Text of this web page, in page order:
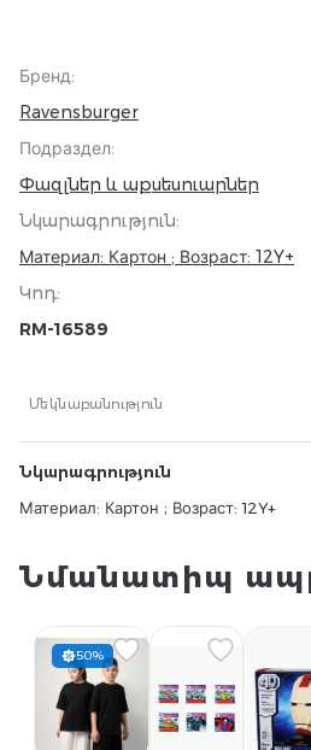
Бренд:
Ravensburger
Подраздел:
Փազլներ և աքսեսուարներ
Նկարագրություն:
Материал: Картон ; Возраст: 12Y+
Կոդ:
RM-16589
Մեկնաբանություն
Նկարագրություն
Материал: Картон ; Возраст: 12Y+
Նմանատիպ
50%